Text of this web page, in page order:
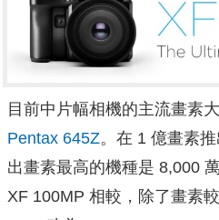
目前中片幅相機的主流畫素
Pentax 645Z。在 1 億畫素
出畫素最高的機種是 8,000
XF 100MP 相較，除了畫素